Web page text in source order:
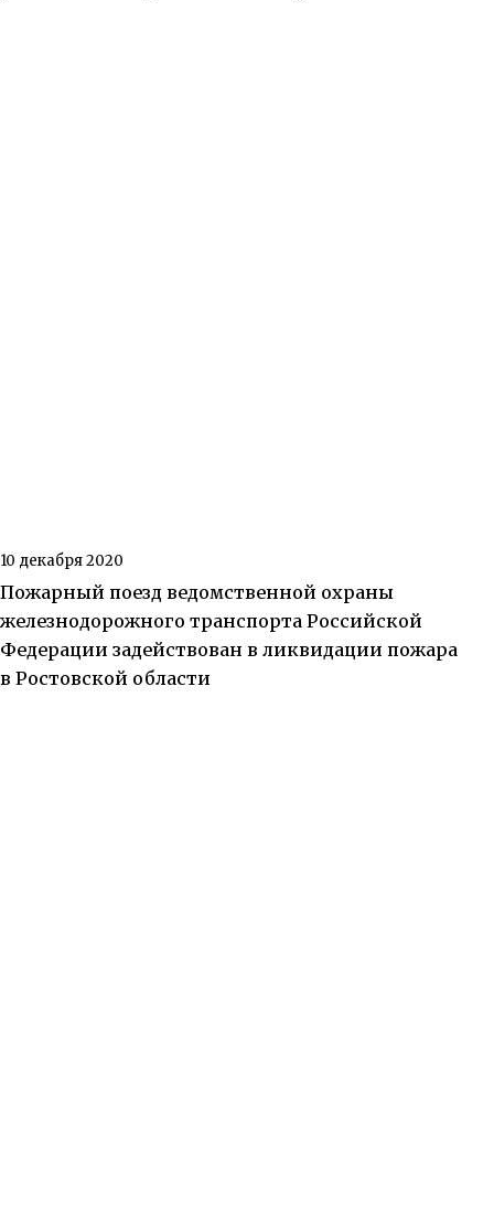
10 декабря 2020
Пожарный поезд ведомственной охраны
железнодорожного транспорта Российской
Федерации задействован в ликвидации пожара
в Ростовской области